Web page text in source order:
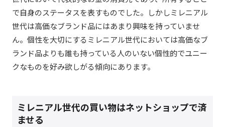
で自身のステータスを表すものでした。しかしミレニアル
世代は高価なブランド品にはあまり興味を持っていませ
ん。個性を大切にするミレニアル世代においては高価なブ
ランド品よりも誰も持っている人のいない個性的でユニー
クなものを好み欲しがる傾向にあります。
ミレニアル世代の買い物はネットショップで済
ませる